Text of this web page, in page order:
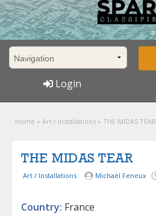
Login
Home » Art / Installations » THE MIDAS TEAR
THE MIDAS TEAR
Art / Installations Michaël Feneux
Country: France